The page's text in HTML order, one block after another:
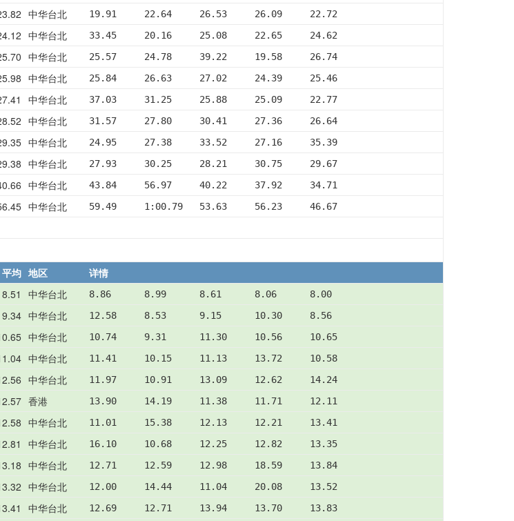
中华台北 19.91     22.64     26.53     26.09     22.72
中华台北 33.45     20.16     25.08     22.65     24.62
中华台北 25.57     24.78     39.22     19.58     26.74
中华台北 25.84     26.63     27.02     24.39     25.46
中华台北 37.03     31.25     25.88     25.09     22.77
中华台北 31.57     27.80     30.41     27.36     26.64
中华台北 24.95     27.38     33.52     27.16     35.39
中华台北 27.93     30.25     28.21     30.75     29.67
中华台北 43.84     56.97     40.22     37.92     34.71
中华台北 59.49     1:00.79   53.63     56.23     46.67
平均 地区
详情
8.51 中华台北 8.86      8.99      8.61      8.06      8.00
9.34 中华台北 12.58     8.53      9.15      10.30     8.56
中华台北 10.74     9.31      11.30     10.56     10.65
中华台北 11.41     10.15     11.13     13.72     10.58
中华台北 11.97     10.91     13.09     12.62     14.24
香港 13.90     14.19     11.38     11.71     12.11
中华台北 11.01     15.38     12.13     12.21     13.41
中华台北 16.10     10.68     12.25     12.82     13.35
中华台北 12.71     12.59     12.98     18.59     13.84
中华台北 12.00     14.44     11.04     20.08     13.52
中华台北 12.69     12.71     13.94     13.70     13.83